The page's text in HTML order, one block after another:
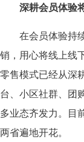
深耕会员体验
在会员体验持续
销，用心将线上线
零售模式已经从深
台、小区社群、团
多业态齐发力。目
两省遍地开花。